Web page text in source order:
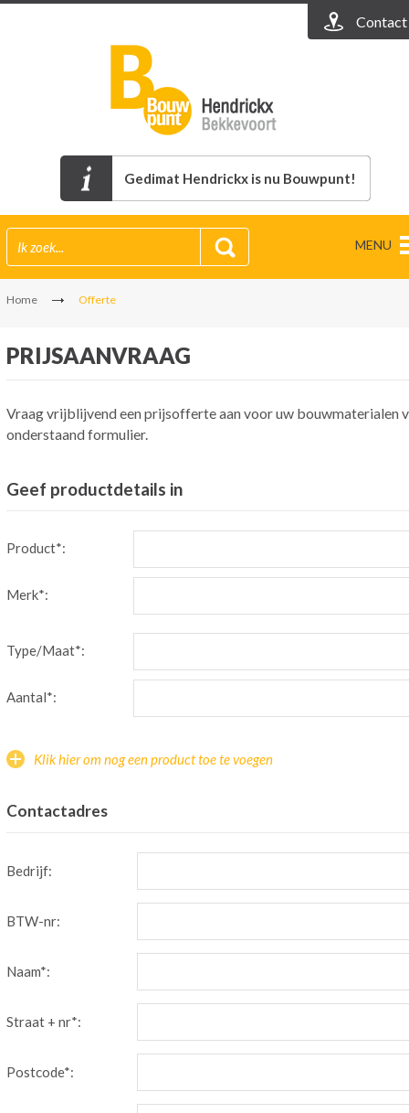
Contact
Gedimat Hendrickx is nu Bouwpunt!
MENU
Home Offerte
PRIJSAANVRAAG
Vraag vrijblijvend een prijsofferte aan voor uw bouwmaterialen
onderstaand formulier.
Geef productdetails in
Product*:
Merk*:
Type/Maat*:
Aantal*:
Klik hier om nog een product toe te voegen
Contactadres
Bedrijf:
BTW-nr:
Naam*:
Straat + nr*:
Postcode*: